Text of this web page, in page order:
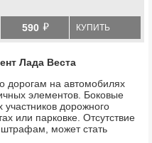
590 й КУПИТЬ
Лада Веста
дорогам на автомобилях
элементов. Боковые
участников дорожного
или парковке. Отсутствие
штрафам, может стать